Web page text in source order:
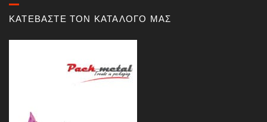
ΚΑΤΕΒΑΣΤΕ ΤΟΝ ΚΑΤΑΛΟΓΟ ΜΑΣ